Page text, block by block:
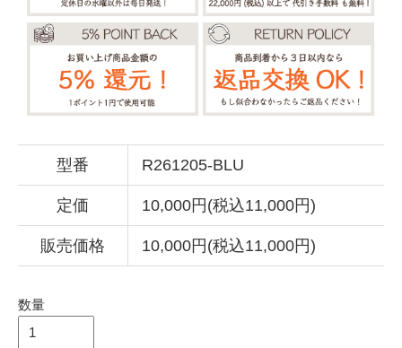
型番 R261205-BLU
定価 10,000円(税込11,000円)
販売価格 10,000円(税込11,000円)
数量